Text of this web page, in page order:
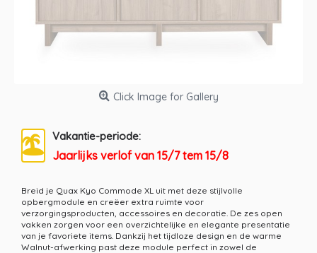
Click Image for Gallery
Vakantie-periode:
Jaarlijks verlof van 15/7 tem 15/8
Breid je Quax Kyo Commode XL uit met deze stijlvolle
opbergmodule en creëer extra ruimte voor
verzorgingsproducten, accessoires en decoratie. De zes open
vakken zorgen voor een overzichtelijke en elegante presentatie
van je favoriete items. Dankzij het tijdloze design en de warme
Walnut-afwerking past deze module perfect in zowel de